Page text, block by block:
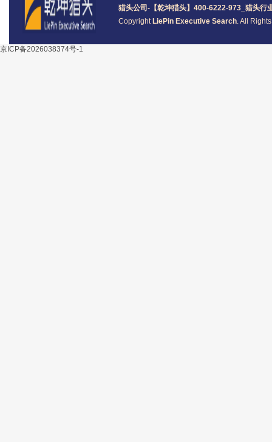
猎头公司 -【乾坤猎头】400-6222-973_ 猎头行
Copyright LiePin Executive Search. All
京ICP备2026038374号-1